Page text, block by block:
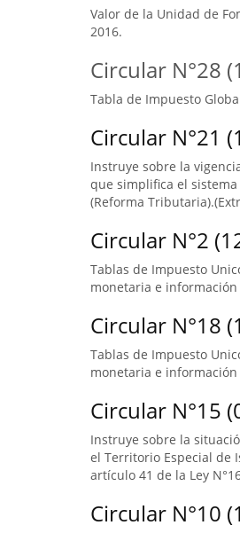
Valor de la Unidad de
2016.
Circular N°28
Tabla de Impuesto
Circular N°21
Instruye sobre la
que simplifica el
(Reforma
Circular N°2
Tablas de Impuesto
monetaria e
Circular N°18
Tablas de Impuesto
monetaria e
Circular N°15
Instruye sobre la
el Territorio Especial de
artículo 41 de la Ley
Circular N°10